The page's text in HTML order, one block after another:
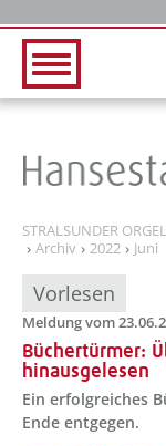
STRALSUNDER
Archiv
2022 Juni
Vorlesen
Meldung vom
Büchertürmer:
hinausgelesen
Ein erfolgreiches
Ende entgegen.